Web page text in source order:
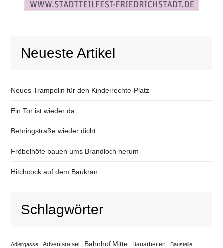
Neueste Artikel
Neues Trampolin für den Kinderrechte-Platz
Ein Tor ist wieder da
Behringstraße wieder dicht
Fröbelhöfe bauen ums Brandloch herum
Hitchcock auf dem Baukran
Schlagwörter
Adlergasse Adventsrätsel Bahnhof Mitte Bauarbeiten Baustelle